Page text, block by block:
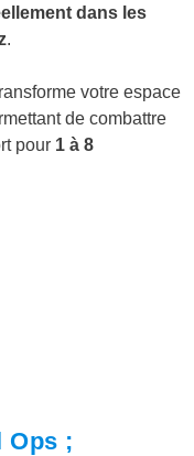
dans les
.
votre espace
de combattre
pour 1 à 8
Ops ;